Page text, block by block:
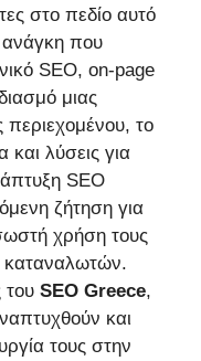
στο πεδίο αυτό
ανάγκη που
SEO, on-page
μιας
περιεχομένου, το
και λύσεις για
SEO
ζήτηση για
χρήση τους
του SEO Greece,
και
τους στην